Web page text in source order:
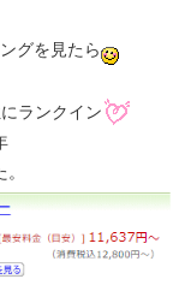
グを見たら
ランクイン